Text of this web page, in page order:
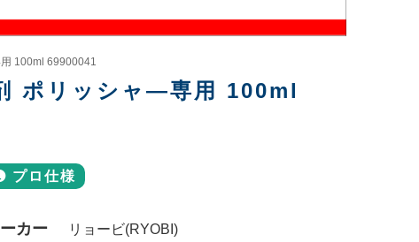
100ml 69900041
ポリッシャ―専用 100ml
プロ仕様
カー リョービ(RYOBI)